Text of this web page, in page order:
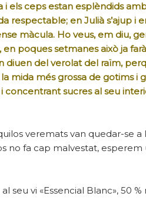
els ceps estan esplèndids
respectable; en Julià s’ajup i
màcula. Ho veus, em diu,
poques setmanes això ja
diuen del verolat del raïm,
mida més grossa de gotims i
concentrant sucres al seu
veremats van quedar-se
no fa cap malvestat, esperem
seu vi «Essencial Blanc», 50